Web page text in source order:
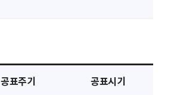
공표주기 공표시기